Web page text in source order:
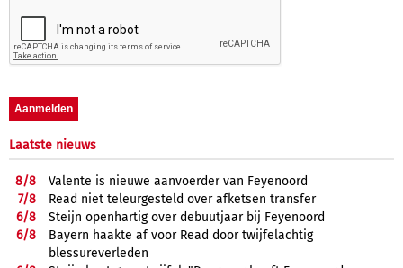
Laatste nieuws
8/8
Valente is nieuwe aanvoerder van Feyenoord
7/8
Read niet teleurgesteld over afketsen transfer
6/8
Steijn openhartig over debuutjaar bij Feyenoord
6/8
Bayern haakte af voor Read door twijfelachtig
blessureverleden